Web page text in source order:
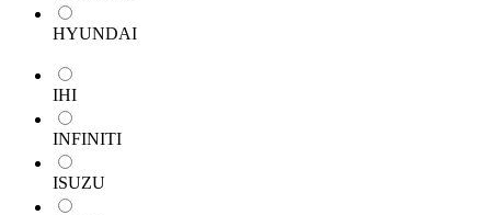
HYUNDAI
IHI
INFINITI
ISUZU